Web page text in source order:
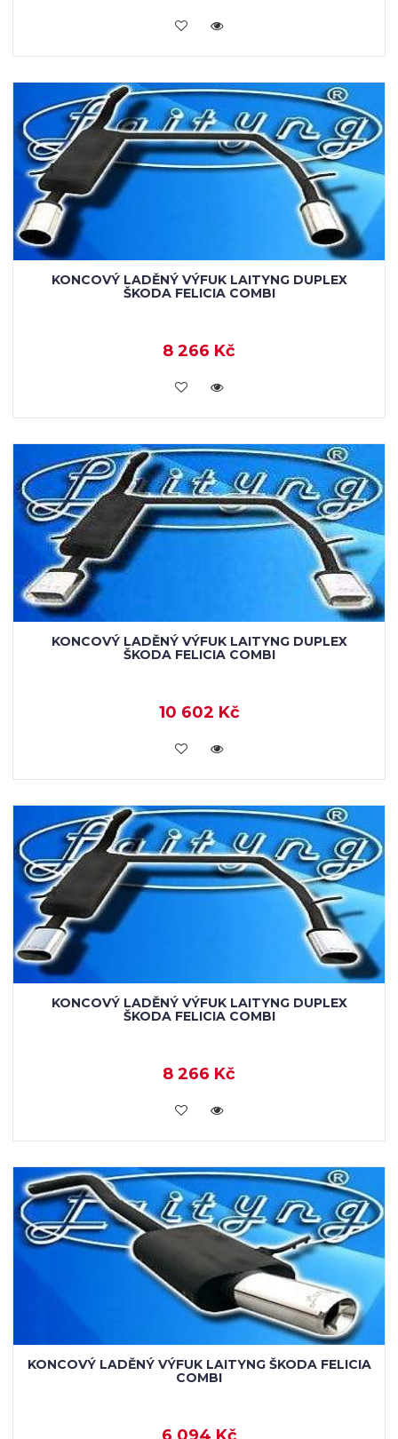
VLOŽIT DO KOŠÍKU
KONCOVÝ LADĚNÝ VÝFUK LAITYNG DUPLEX
ŠKODA FELICIA COMBI
8 266 Kč
VLOŽIT DO KOŠÍKU
KONCOVÝ LADĚNÝ VÝFUK LAITYNG DUPLEX
ŠKODA FELICIA COMBI
10 602 Kč
VLOŽIT DO KOŠÍKU
KONCOVÝ LADĚNÝ VÝFUK LAITYNG DUPLEX
ŠKODA FELICIA COMBI
8 266 Kč
VLOŽIT DO KOŠÍKU
KONCOVÝ LADĚNÝ VÝFUK LAITYNG ŠKODA FELICIA
COMBI